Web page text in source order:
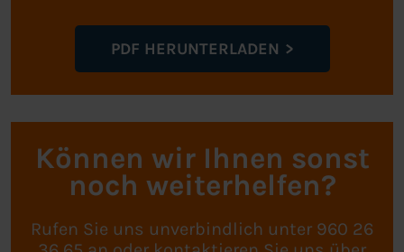
PDF HERUNTERLADEN
Können wir Ihnen sonst
noch weiterhelfen?
Rufen Sie uns unverbindlich unter 960 26